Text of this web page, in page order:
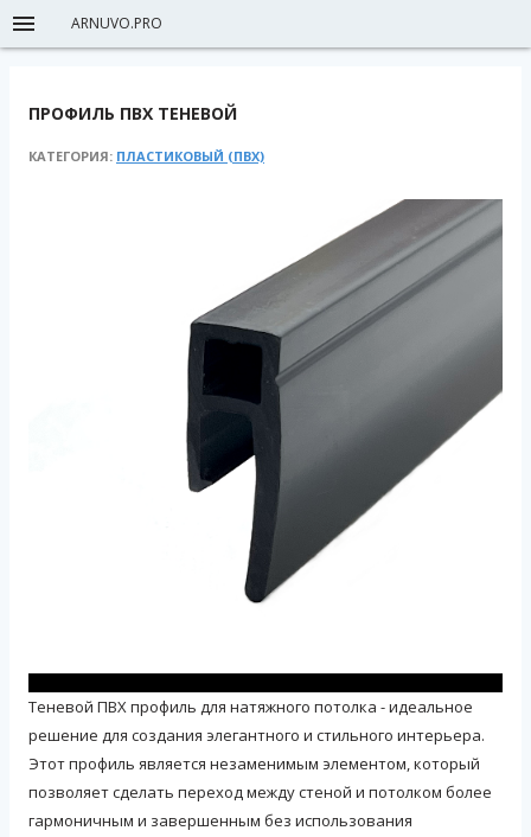
ARNUVO.PRO
ПРОФИЛЬ ПВХ ТЕНЕВОЙ
КАТЕГОРИЯ: ПЛАСТИКОВЫЙ (ПВХ)
Теневой ПВХ профиль для натяжного потолка - идеальное
решение для создания элегантного и стильного интерьера.
Этот профиль является незаменимым элементом, который
позволяет сделать переход между стеной и потолком более
гармоничным и завершенным без использования